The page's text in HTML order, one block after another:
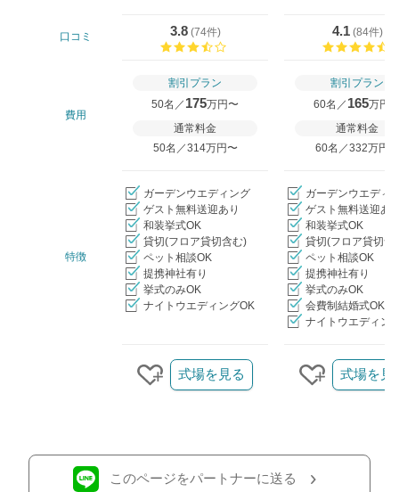
口コミ 3.8(74件)
4.1(84件)
費用
割引プラン
50名／ 175万円〜
通常料金
50名／314万円〜
割引プラン
60名／ 165万円
通常料金
60名／332万円〜
特徴
ガーデンウエディング
ゲスト無料送迎あり
和装挙式OK
貸切(フロア貸切含む)
ペット相談OK
提携神社有り
挙式のみOK
ナイトウエディングOK
ガーデンウエディ
ゲスト無料送迎あ
和装挙式OK
貸切(フロア貸切含
ペット相談OK
提携神社有り
挙式のみOK
会費制結婚式OK
ナイトウエディン
クリップする
式場を見る
クリップす
式場を見
このページをパートナーに送る